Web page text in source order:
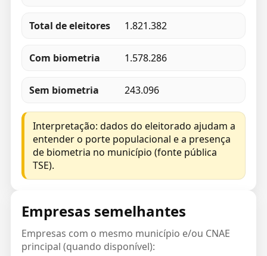
Total de eleitores 1.821.382
Com biometria 1.578.286
Sem biometria 243.096
Interpretação: dados do eleitorado ajudam a
entender o porte populacional e a presença
de biometria no município (fonte pública
TSE).
Empresas semelhantes
Empresas com o mesmo município e/ou CNAE
principal (quando disponível):